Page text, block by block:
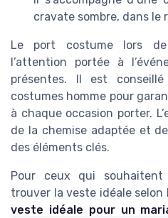
cravate sombre, dans le
Le port costume lors
l’attention portée à
présentes. Il est
costumes homme pour
à chaque occasion porter.
de la chemise adaptée et
des éléments clés.
Pour ceux qui
trouver la veste idéale selon
veste idéale pour un